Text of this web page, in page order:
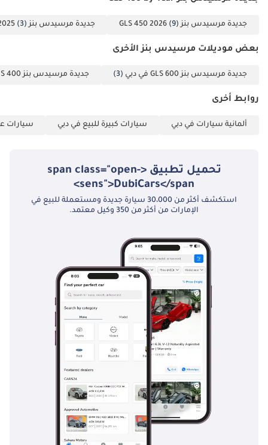
جديدة مرسيدس بنز GLS 450 2026(9) جديدة مرسيدس بنز GLS 450 2025(3)
بعض موديلات مرسيدس بنز الأخرى
جديدة مرسيدس بنز GLS 600 في دبي (3) جديدة مرسيدس بنز GLS 400 في دبي
روابط أخرى
ألمانية سيارات في دبي سيارات كبيرة للبيع في دبي سيارات
تحميل تطبيق <span class="open-
sens">DubiCars</span>
استكشف أكثر من 30،000 سيارة جديدة ومستعملة للبيع في
الإمارات من أكثر من 350 وكيل معتمد.